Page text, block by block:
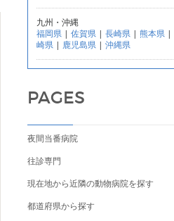
九州・沖縄
福岡県 | 佐賀県 | 長崎県 | 熊本県 |
崎県 | 鹿児島県 | 沖縄県
PAGES
夜間当番病院
往診専門
現在地から近隣の動物病院を探す
都道府県から探す